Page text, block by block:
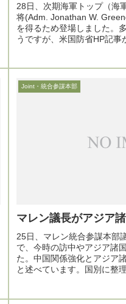
28日、次期海軍トップ（海
将(Adm. Jonathan W.
を得るため登場しました。
うですが、米国防省HP記事
Joint・統合参謀本部
マレン議長がアジア
25日、マレン統合参謀本部
で、今時の訪中やアジア諸
た。中国関係強化とアジア
と述べています。国別に整